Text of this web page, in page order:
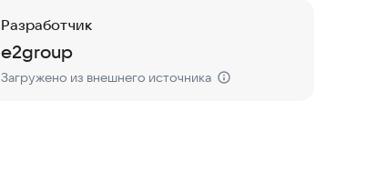
Разработчик
e2group
Загружено из внешнего источника